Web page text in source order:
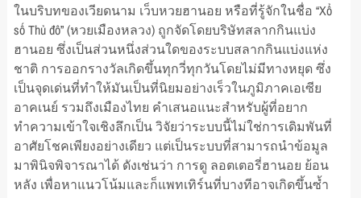
ในบริบทของเวียดนาม เว็บหวยฮานอย หรือที่รู้จักในชื่อ “Xổ
số Thủ đô” (หวยเมืองหลวง) ถูกจัดโดยบริษัทสลากกินแบ่ง
ฮานอย ซึ่งเป็นส่วนหนึ่งส่วนใดของระบบสลากกินแบ่งแห่ง
ชาติ การออกรางวัลเกิดขึ้นทุกวี่ทุกวันโดยไม่มีทางหยุด ซึ่ง
เป็นจุดเด่นที่ทำให้มันเป็นที่นิยมอย่างเร็วในภูมิภาคเอเซีย
อาคเนย์ รวมถึงเมืองไทย คำเสนอแนะสำหรับผู้ที่อยาก
ทำความเข้าใจเชิงลึกเป็น วิจัยว่าระบบนี้ไม่ใช่การเดิมพันที่
อาศัยโชคเพียงอย่างเดียว แต่เป็นระบบที่สามารถนำข้อมูล
มาพินิจพิจารณาได้ ดังเช่นว่า การดู ลอตเตอรี่ฮานอย ย้อน
หลัง เพื่อหาแนวโน้มและก็แพทเทิร์นที่บางทีอาจเกิดขึ้นซ้ำ